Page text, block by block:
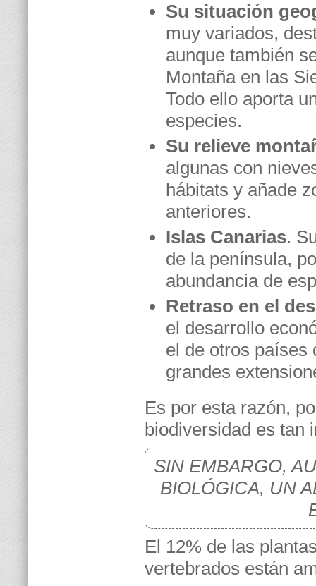
Su situación
muy variados,
aunque también
Montaña en las
Todo ello aporta
especies.
Su relieve
algunas con
hábitats y añade
anteriores.
Islas Canarias.
de la península,
abundancia de
Retraso en el
el desarrollo
el de otros países
grandes
Es por esta razón,
biodiversidad es tan
SIN EMBARGO,
BIOLÓGICA, UN
El 12% de las
vertebrados están